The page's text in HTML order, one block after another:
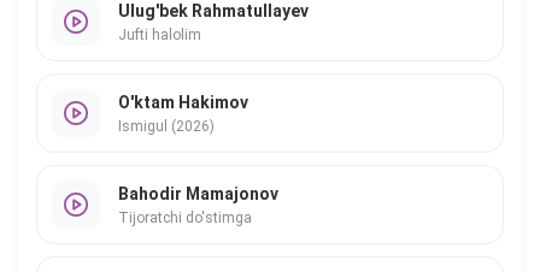
Ulug'bek Rahmatullayev
Jufti halolim
O'ktam Hakimov
Ismigul (2026)
Bahodir Mamajonov
Tijoratchi do'stimga